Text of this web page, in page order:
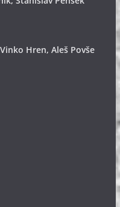
Vinko Hren, Aleš Povše